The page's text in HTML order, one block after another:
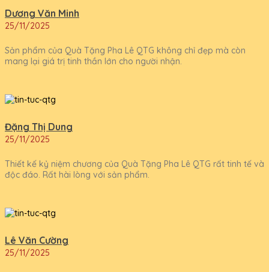
Dương Văn Minh
25/11/2025
Sản phẩm của Quà Tặng Pha Lê QTG không chỉ đẹp mà còn
mang lại giá trị tinh thần lớn cho người nhận.
Đặng Thị Dung
25/11/2025
Thiết kế kỷ niệm chương của Quà Tặng Pha Lê QTG rất tinh tế và
độc đáo. Rất hài lòng với sản phẩm.
Lê Văn Cường
25/11/2025